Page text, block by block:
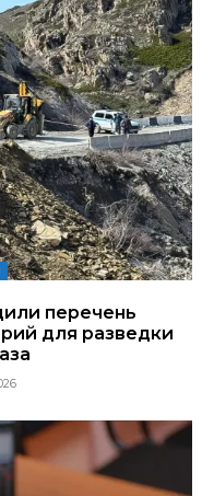
перечень
для разведки